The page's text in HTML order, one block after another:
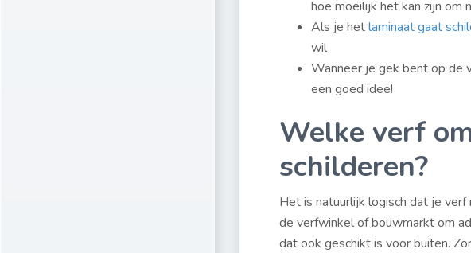
hoe moeilijk het kan zijn om
Als je hetlaminaat gaat
wil
Wanneer je gek bent op de
een goed idee!
Welke verf
schilderen?
Het is natuurlijk logisch dat je
de verfwinkel of bouwmarkt om
dat ook geschikt is voor buiten.